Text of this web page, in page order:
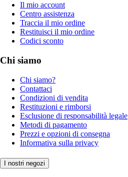
Il mio account
Centro assistenza
Traccia il mio ordine
Restituisci il mio ordine
Codici sconto
Chi siamo
Chi siamo?
Contattaci
Condizioni di vendita
Restituzioni e rimborsi
Esclusione di responsabilità legale
Metodi di pagamento
Prezzi e opzioni di consegna
Informativa sulla privacy
I nostri negozi